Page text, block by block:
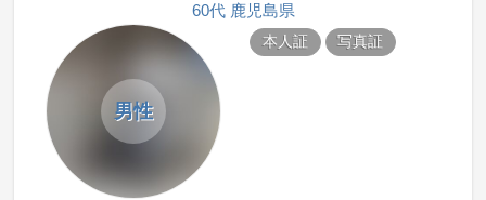
60代 鹿児島県
男性
本人証 写真証